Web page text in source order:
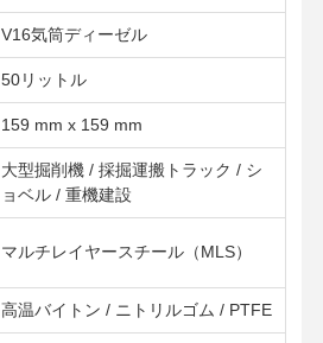
企業情報
V16気筒ディーゼル
50リットル
159 mm x 159 mm
大型掘削機 / 採掘運搬トラック / シ
ョベル / 重機建設
マルチレイヤースチール（MLS）
高温バイトン / ニトリルゴム / PTFE